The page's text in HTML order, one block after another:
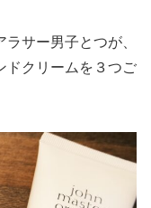
サー男子とつが、
ドクリームを３つご